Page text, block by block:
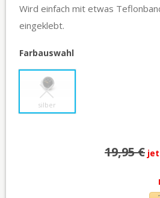
Wird einfach mit etwas
eingeklebt.
Farbauswahl
silber
19,95 €